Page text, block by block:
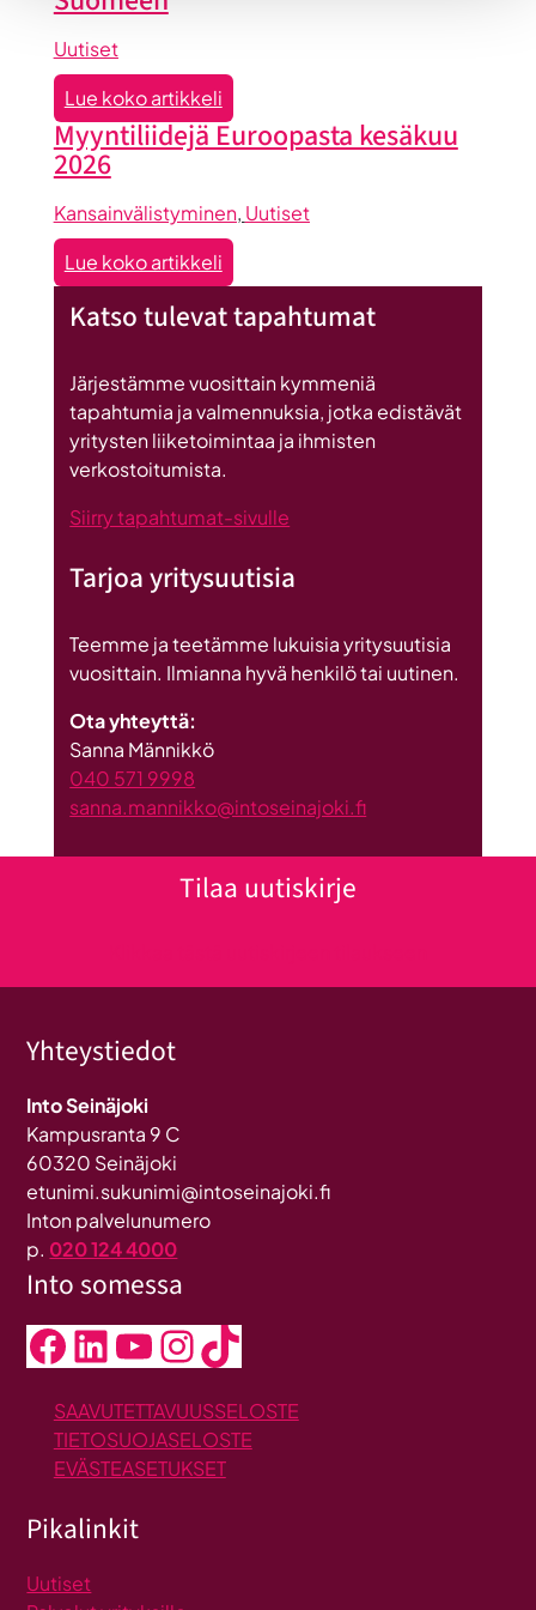
Uutiset
Lue koko artikkeli:
Seinäjoen
datakeskus
Britannnian
suurin
investointi
Myyntiliidejä Euroopasta kesäkuu
2026
Kansainvälistyminen, Uutiset
Lue koko artikkeli:
Myyntiliidejä
Euroopasta
2026
Katso tulevat tapahtumat
Järjestämme vuosittain kymmeniä
tapahtumia ja valmennuksia, jotka edistävät
yritysten liiketoimintaa ja ihmisten
verkostoitumista.
Siirry tapahtumat-sivulle
Tarjoa yritysuutisia
Teemme ja teetämme lukuisia yritysuutisia
vuosittain. Ilmianna hyvä henkilö tai uutinen.
Ota yhteyttä:
Sanna Männikkö
040 571 9998
sanna.mannikko@intoseinajoki.fi
Tilaa uutiskirje
Yhteystiedot
Into Seinäjoki
Kampusranta 9 C
60320 Seinäjoki
etunimi.sukunimi@intoseinajoki.fi
Inton palvelunumero
p. 020 124 4000
Into somessa
Facebook LinkedIn YouTube InstagramTikTok
SAAVUTETTAVUUSSELOSTE
TIETOSUOJASELOSTE
EVÄSTEASETUKSET
Pikalinkit
Uutiset